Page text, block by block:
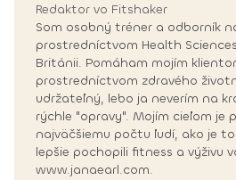
Redaktor vo Fitshaker
Som osobný tréner a odborník
prostredníctvom Health
Británii. Pomáham mojím
prostredníctvom zdravého
udržateľný, lebo ja neverím na
rýchle "opravy". Mojím cieľom je
najväčšiemu počtu ľudí, ako je
lepšie pochopili fitness a výživu
www.janaearl.com.